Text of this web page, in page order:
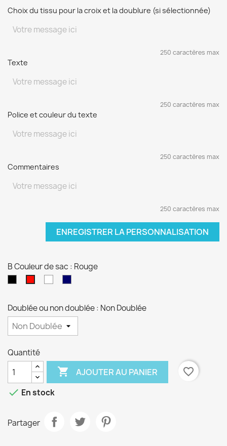
Choix du tissu pour la croix et la doublure (si sélectionnée)
250 caractères max
Texte
250 caractères max
Police et couleur du texte
250 caractères max
Commentaires
250 caractères max
ENREGISTRER LA PERSONNALISATION
B Couleur de sac : Rouge
Doublée ou non doublée : Non Doublée
Quantité
 AJOUTER AU PANIER
favorite_border
 En stock
Partager